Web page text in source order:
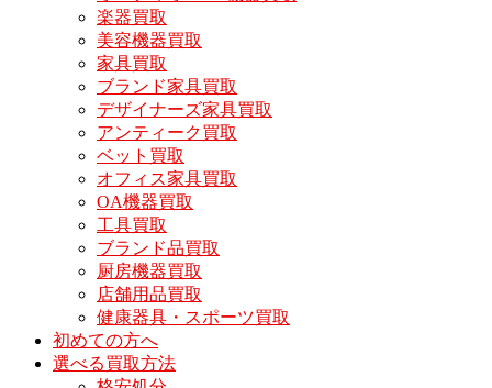
楽器買取
美容機器買取
家具買取
ブランド家具買取
デザイナーズ家具買取
アンティーク買取
ベット買取
オフィス家具買取
OA機器買取
工具買取
ブランド品買取
厨房機器買取
店舗用品買取
健康器具・スポーツ買取
初めての方へ
選べる買取方法